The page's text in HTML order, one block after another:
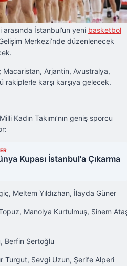
İstanbul’un yeni basketbol
Merkezi’nde düzenlenecek
Macaristan, Arjantin, Avustralya,
karşı karşıya gelecek.
Kadın Takımı’nın geniş sporcu
Kupası İstanbul'a Çıkarma
Meltem Yıldızhan, İlayda Güner
Manolya Kurtulmuş, Sinem
Berfin Sertoğlu
Turgut, Sevgi Uzun, Şerife Alperi